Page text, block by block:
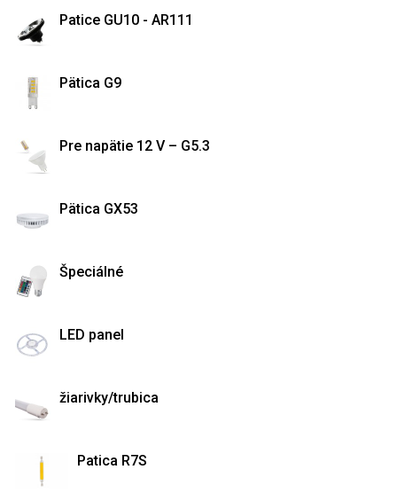
Patice GU10 - AR111
Pätica G9
Pre napätie 12 V – G5.3
Pätica GX53
Špeciálné
LED panel
žiarivky/trubica
Patica R7S